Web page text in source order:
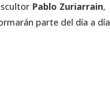
Pablo Zuriarrain,
parte del día a día